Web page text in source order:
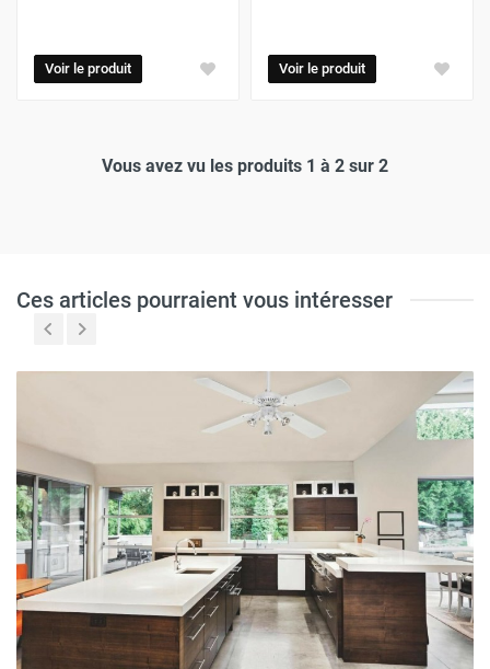
Voir le produit Voir le produit
Vous avez vu les produits 1 à 2 sur 2
Ces articles pourraient vous intéresser